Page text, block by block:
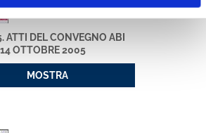
ATTI DEL CONVEGNO ABI
14 OTTOBRE 2005
MOSTRA